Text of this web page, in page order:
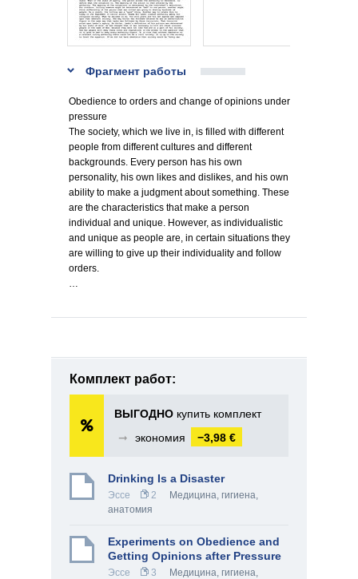
Фрагмент работы
Obedience to orders and change of opinions under
pressure
The society, which we live in, is filled with different
people from different cultures and different
backgrounds. Every person has his own
personality, his own likes and dislikes, and his own
ability to make a judgment about something. These
are the characteristics that make a person
individual and unique. However, as individualistic
and unique as people are, in certain situations they
are willing to give up their individuality and follow
orders.
…
Комплект работ:
ВЫГОДНО купить комплект
➞
экономия −3,98 €
Drinking Is a Disaster
Эссе 2
Медицина, гигиена,
анатомия
Experiments on Obedience and
Getting Opinions after Pressure
Эссе 3
Медицина, гигиена,